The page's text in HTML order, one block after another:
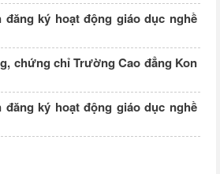
đăng ký hoạt động giáo dục nghề
chứng chỉ Trường Cao đẳng Kon
đăng ký hoạt động giáo dục nghề